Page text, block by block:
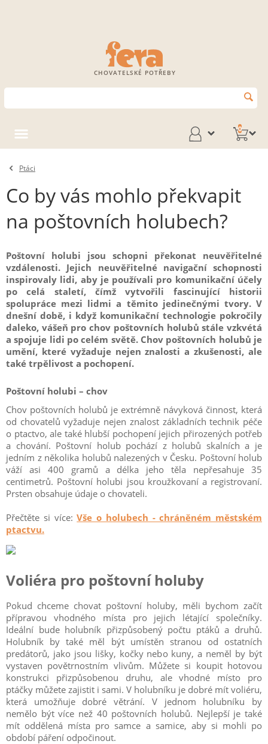
CHOVATELSKÉ POTŘEBY
0
Ptáci
Co by vás mohlo překvapit
na poštovních holubech?
Poštovní holubi jsou schopni překonat neuvěřitelné
vzdálenosti. Jejich neuvěřitelné navigační schopnosti
inspirovaly lidi, aby je používali pro komunikační účely
po celá staletí, čímž vytvořili fascinující historii
spolupráce mezi lidmi a těmito jedinečnými tvory. V
dnešní době, i když komunikační technologie pokročily
daleko, vášeň pro chov poštovních holubů stále vzkvétá
a spojuje lidi po celém světě. Chov poštovních holubů je
umění, které vyžaduje nejen znalosti a zkušenosti, ale
také trpělivost a pochopení.
Poštovní holubi – chov
Chov poštovních holubů je extrémně návyková činnost, která
od chovatelů vyžaduje nejen znalost základních technik péče
o ptactvo, ale také hlubší pochopení jejich přirozených potřeb
a chování. Poštovní holub pochází z holubů skalních a je
jedním z několika holubů nalezených v Česku. Poštovní holub
váží asi 400 gramů a délka jeho těla nepřesahuje 35
centimetrů. Poštovní holubi jsou kroužkovaní a registrovaní.
Prsten obsahuje údaje o chovateli.
Přečtěte si více:Vše o holubech - chráněném městském
ptactvu.
Voliéra pro poštovní holuby
Pokud chceme chovat poštovní holuby, měli bychom začít
přípravou vhodného místa pro jejich létající společníky.
Ideální bude holubník přizpůsobený počtu ptáků a druhů.
Holubník by také měl být umístěn stranou od ostatních
predátorů, jako jsou lišky, kočky nebo kuny, a neměl by být
vystaven povětrnostním vlivům. Můžete si koupit hotovou
konstrukci přizpůsobenou druhu, ale vhodné místo pro
ptáčky můžete zajistit i sami. V holubníku je dobré mít voliéru,
která umožňuje dobré větrání. V jednom holubníku by
nemělo být více než 40 poštovních holubů. Nejlepší je také
mít oddělená místa pro samce a samice, aby si mohli po
období páření odpočinout.